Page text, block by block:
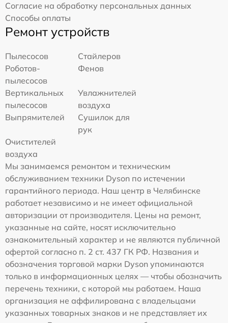
Согласие на обработку персональных данных
Способы оплаты
Ремонт устройств
Пылесосов
Стайлеров
Роботов-
пылесосов
Фенов
Вертикальных
пылесосов
Увлажнителей
воздуха
Выпрямителей
Сушилок для
рук
Очистителей
воздуха
Мы занимаемся ремонтом и техническим
обслуживанием техники Dyson по истечении
гарантийного периода. Наш центр в Челябинске
работает независимо и не имеет официальной
авторизации от производителя. Цены на ремонт,
указанные на сайте, носят исключительно
ознакомительный характер и не являются публичной
офертой согласно п. 2 ст. 437 ГК РФ. Названия и
обозначения торговой марки Dyson упоминаются
только в информационных целях — чтобы обозначить
перечень техники, с которой мы работаем. Наша
организация не аффилирована с владельцами
указанных товарных знаков и не представляет их